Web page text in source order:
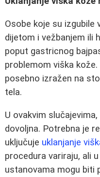
Osobe koje su izgubile
dijetom i vežbanjem ili
poput gastricnog
problemom viška
posebno izražen na
tela.
U ovakvim
dovoljna. Potrebna je
uključuje uklanjanje
procedura variraju, ali
ustanovama mogu biti